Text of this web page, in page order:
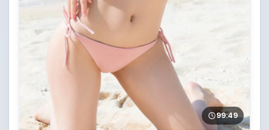
99:49